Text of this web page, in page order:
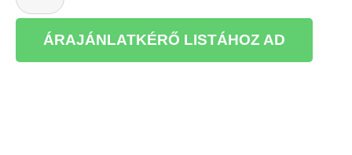
ÁRAJÁNLATKÉRŐ LISTÁHOZ AD